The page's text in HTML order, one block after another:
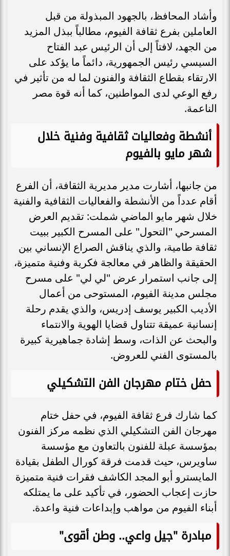
وأشاد المحافظ، بالجهود المبذولة من قبل
العاملين بفرع ثقافة الفيوم، مطالباً ببذل المزيد
من الجهد، لافتاً إلى أن الرئيس عبد الفتاح
السيسي رئيس الجمهورية، دائماً ما يؤكد على
الارتقاء بقطاع الثقافة والفنون لما له من تأثير في
رفع الوعي لدى المواطنين، كما أنه قوة مصر
الناعمة.
أنشطة وفعاليات ثقافية وفنية خلال
شهر مايو بالفيوم
من جانبها، أشارت مدير مديرية الثقافة، أن الفرع
أقام عدداً من الأنشطة والفعاليات الثقافية والفنية
خلال شهر مايو الماضي شملت: تقديم العرض
المسرحي "التحول" على المسرح الكبير ببيت
ثقافة طامية، والذي يناقش الصراع الإنساني بين
الحقيقة والظاهر في معالجة فكرية وفنية متميزة،
إلى جانب استمرار عرض "لي لي" على مسرح
مجلس مدينة الفيوم، المستوحى من أعمال
الأديب الكبير يوسف إدريس، والذي يقدم رحلة
إنسانية عميقة تتناول قضايا الهوية والانتماء
والبحث عن الذات، وسط إشادة جماهيرية كبيرة
بالمستوى الفني للعروض.
حفل ختام مهرجان الفن التشكيلي
كما شارك فرع ثقافة الفيوم، في حفل ختام
مهرجان الفن التشكيلي الذي نظمه مركز الفنون
بمؤسسة عبلة للفنون بالتعاون مع مؤسسة
ساويرس، حيث قدمت فرقة كورال الطفل بقيادة
المايسترو أبو المجد الكاشف فقرات فنية متميزة
حازت إعجاب الحضور، في تأكيد على ما يمتلكه
أبناء الفيوم من مواهب وإبداعات فنية واعدة.
مبادرة "جيل واعي.. وطن أقوى"